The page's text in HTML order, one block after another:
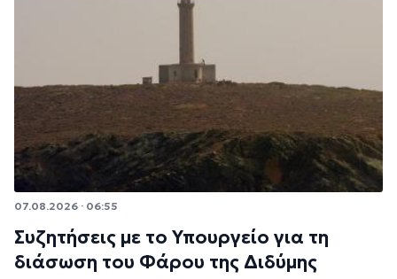
07.08.2026 · 06:55
Συζητήσεις με το Υπουργείο για τη
διάσωση του Φάρου της Διδύμης